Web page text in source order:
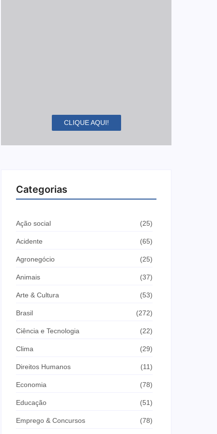
CLIQUE AQUI!
Categorias
Ação social (25)
Acidente (65)
Agronegócio (25)
Animais (37)
Arte & Cultura (53)
Brasil (272)
Ciência e Tecnologia (22)
Clima (29)
Direitos Humanos (11)
Economia (78)
Educação (51)
Emprego & Concursos (78)